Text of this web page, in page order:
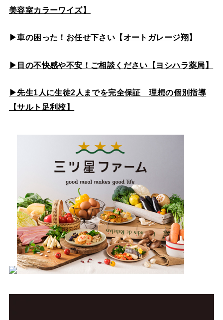
美容室カラーワイズ】
▶車の困った！お任せ下さい【オートガレージ翔】
▶目の不快感や不安！ご相談ください【ヨシハラ薬局】
▶先生1人に生徒2人までを完全保証 理想の個別指導
【サルト足利校】